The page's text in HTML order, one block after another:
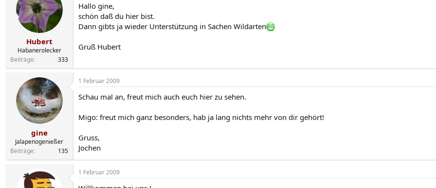
Hubert
Habanerolecker
Beiträge
333
Hallo gine,
schön daß du hier bist.
Dann gibts ja wieder Unterstützung in Sachen Wildarten
Gruß Hubert
gine
Jalapenogenießer
Beiträge
135
1 Februar 2009
Schau mal an, freut mich auch euch hier zu sehen.
Migo: freut mich ganz besonders, hab ja lang nichts mehr von dir gehört!
Gruss,
Jochen
1 Februar 2009